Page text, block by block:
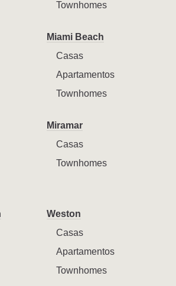
Townhomes
Miami Beach
Casas
Apartamentos
Townhomes
Miramar
Casas
Townhomes
Weston
Casas
Apartamentos
Townhomes